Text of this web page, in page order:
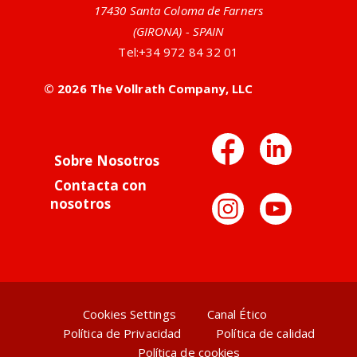
17430 Santa Coloma de Farners
(GIRONA) - SPAIN
Tel:+34 972 84 32 01
© 2026 The Vollrath Company, LLC
Sobre Nosotros
Contacta con
nosotros
Cookies Settings
Canal Ético
Política de Privacidad
Política de calidad
Política de cookies